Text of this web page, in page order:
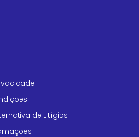
de Litígios